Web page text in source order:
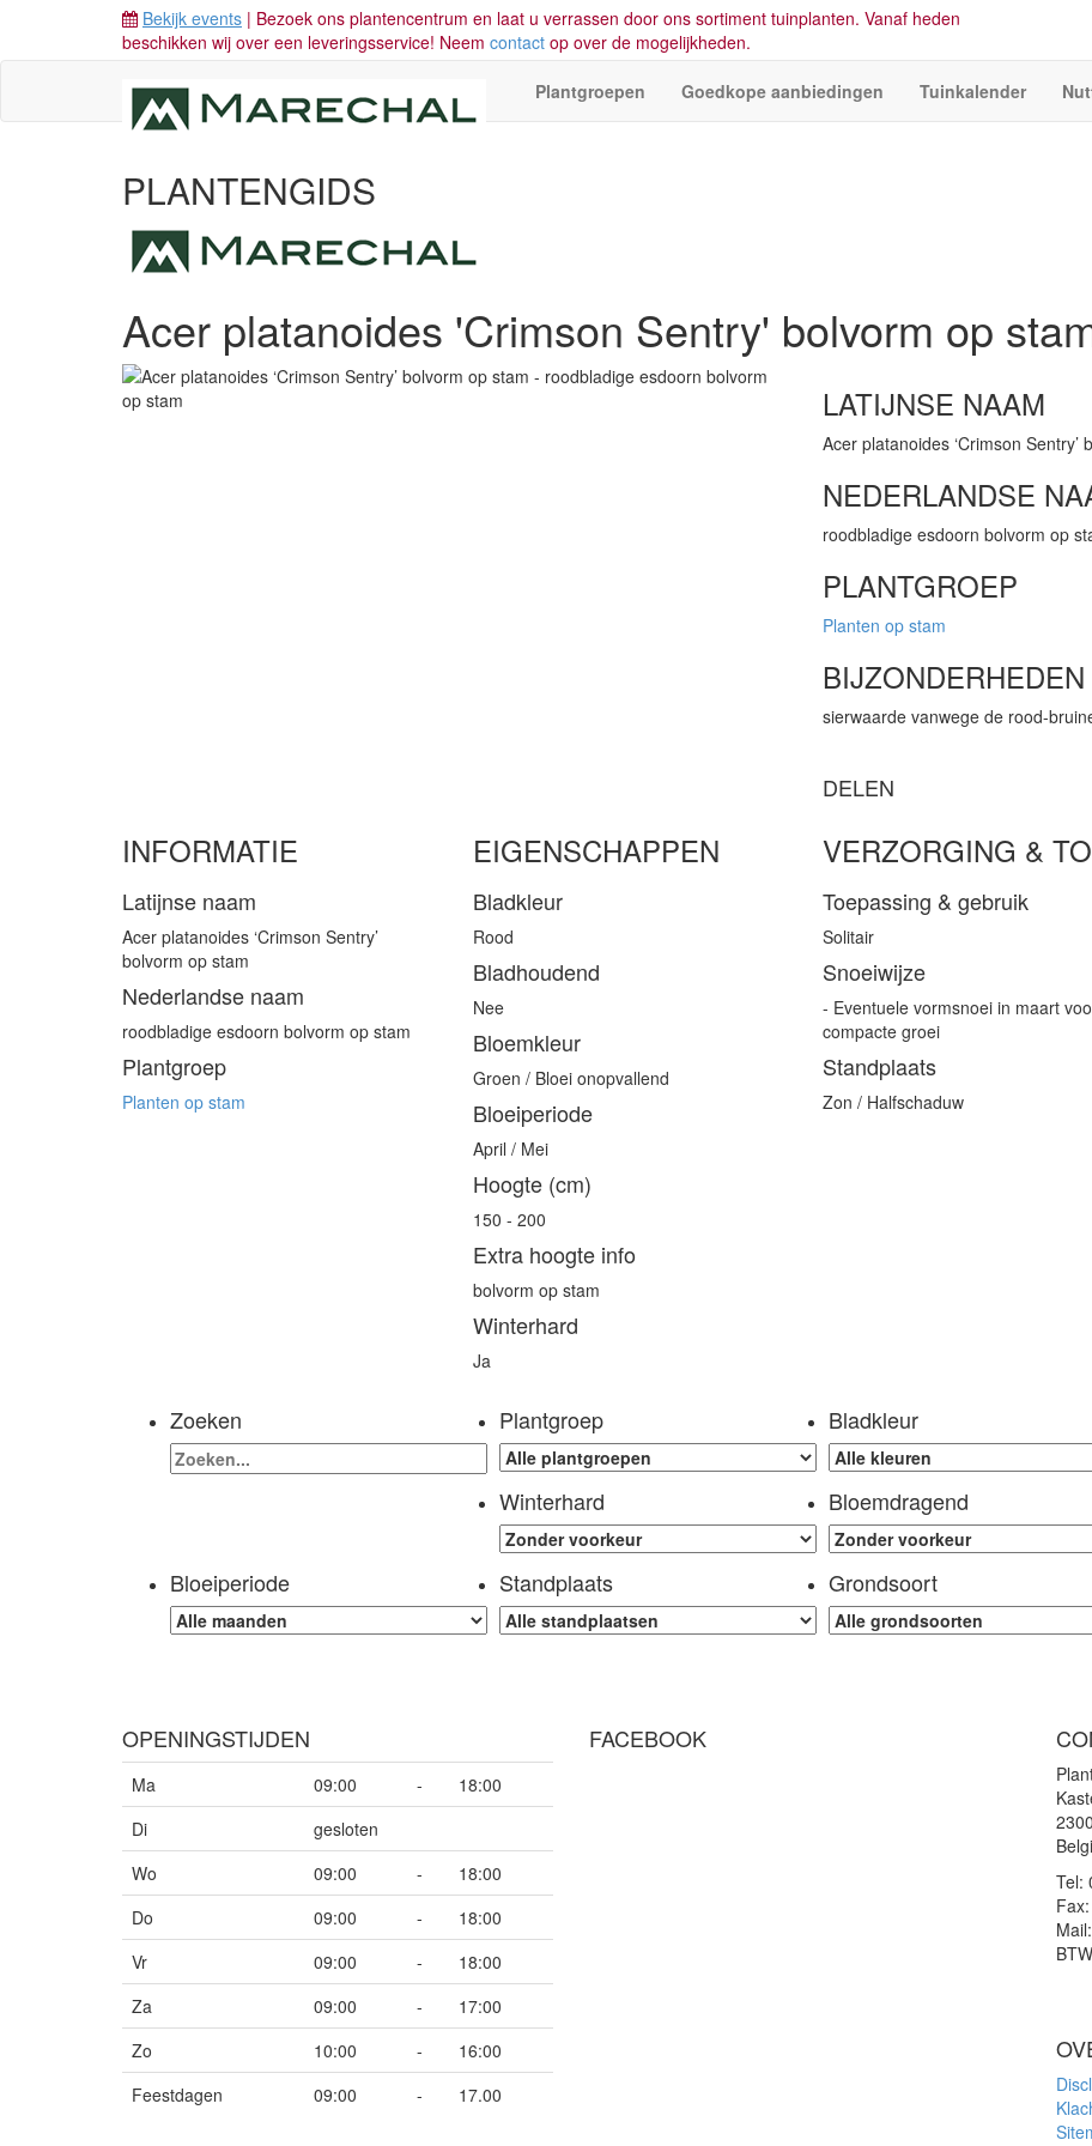
Bekijk events | Bezoek ons plantencentrum en laat u verrassen door ons sortiment tuinplanten. Vanaf heden
beschikken wij over een leveringsservice! Neem contact op over de mogelijkheden.
Plantgroepen Goedkope aanbiedingen Tuinkalender
PLANTENGIDS
Acer platanoides 'Crimson Sentry' bolvorm op
LATIJNSE NAAM
Acer platanoides ‘Crimson Sentry’
NEDERLANDSE
roodbladige esdoorn bolvorm op
PLANTGROEP
Planten op stam
BIJZONDERHEDEN
sierwaarde vanwege de rood-
DELEN
INFORMATIE
Latijnse naam
Acer platanoides ‘Crimson Sentry’
bolvorm op stam
Nederlandse naam
roodbladige esdoorn bolvorm op stam
Plantgroep
Planten op stam
EIGENSCHAPPEN
Bladkleur
Rood
Bladhoudend
Nee
Bloemkleur
Groen / Bloei onopvallend
Bloeiperiode
April / Mei
Hoogte (cm)
150 - 200
Extra hoogte info
bolvorm op stam
Winterhard
Ja
VERZORGING &
Toepassing & gebruik
Solitair
Snoeiwijze
- Eventuele vormsnoei in maart
compacte groei
Standplaats
Zon / Halfschaduw
Zoeken Plantgroep Bladkleur
Winterhard Bloemdragend
Bloeiperiode Standplaats Grondsoort
OPENINGSTIJDEN
Ma 09:00 -
18:00
Di
gesloten
Wo
09:00 -
18:00
Do
09:00 -
18:00
Vr
09:00 -
18:00
Za
09:00 -
17:00
Zo
10:00 -
16:00
Feestdagen
09:00 - 17.00
FACEBOOK
Tel:
Fax:
Mail: